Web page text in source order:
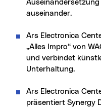
auseinander.
Ars Electronica
„Alles Impro“ von
und verbindet
Unterhaltung.
Ars Electronica
präsentiert Synergy